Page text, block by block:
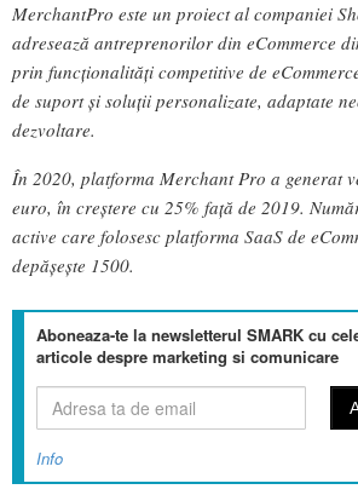
MerchantPro este un proiect al companiei
adresează antreprenorilor din eCommerce
prin funcționalități competitive de
de suport și soluții personalizate, adaptate
dezvoltare.
În 2020, platforma Merchant Pro a generat
euro, în creștere cu 25% față de 2019.
active care folosesc platforma SaaS de
depășește 1500.
Aboneaza-te la newsletterul SMARK cu
articole despre marketing si comunicare
Info